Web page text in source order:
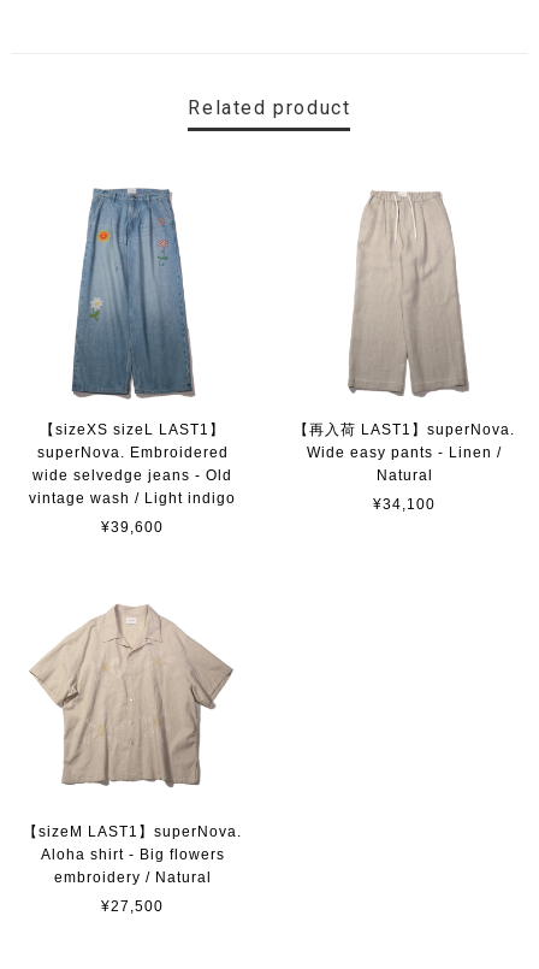
Related product
【sizeXS sizeL LAST1】
superNova. Embroidered
wide selvedge jeans - Old
vintage wash / Light indigo
¥39,600
【再入荷 LAST1】superNova.
Wide easy pants - Linen /
Natural
¥34,100
【sizeM LAST1】superNova.
Aloha shirt - Big flowers
embroidery / Natural
¥27,500